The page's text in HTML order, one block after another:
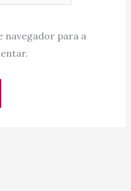
navegador para a